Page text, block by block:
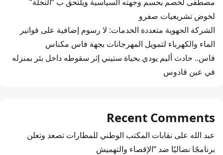
لخوض تشريعيات صفرو
الشركة الجهوية متعددة الخدمات: لا رسوم إضافية على فواتير
الماء والكهرباء لتمويل المهرجانات بجهة فاس مكناس
فاس.. حادث أليم يودي بحياة ستيني إثر سقوطه داخل بئر بمنزله
في عين قادوس
Recent Comments
عبد الله على نقابات المكتب الوطني للمطارات تصعد وتعلن
برنامجًا نضاليًا ضد “الإقصاء والتهميش